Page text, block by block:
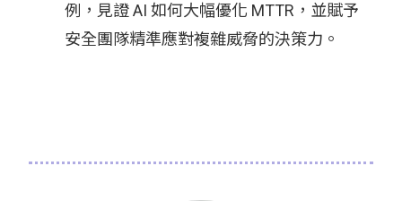
例，見證 AI 如何大幅優化 MTTR，並賦予
安全團隊精準應對複雜威脅的決策力。